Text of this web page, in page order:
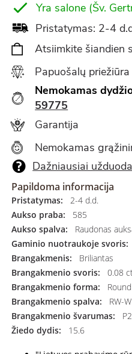
Yra salone (Šv.
Pristatymas: 2-4
Atsiimkite šiandien
Papuošalų priežiūra
Nemokamas
59775
Garantija
Nemokamas
Dažniausiai
Papildoma informacija
Pristatymas:
2-4 d.d.
Aukso praba:
585
Aukso spalva:
Raudonas
Gaminio nuotraukoje svoris:
Brangakmenis:
Briliantas
Brangakmenio svoris:
0.08
Brangakmenio forma:
Round
Brangakmenio spalva:
RW-W
Brangakmenio švarumas:
P2
Žiedo dydis:
15.6